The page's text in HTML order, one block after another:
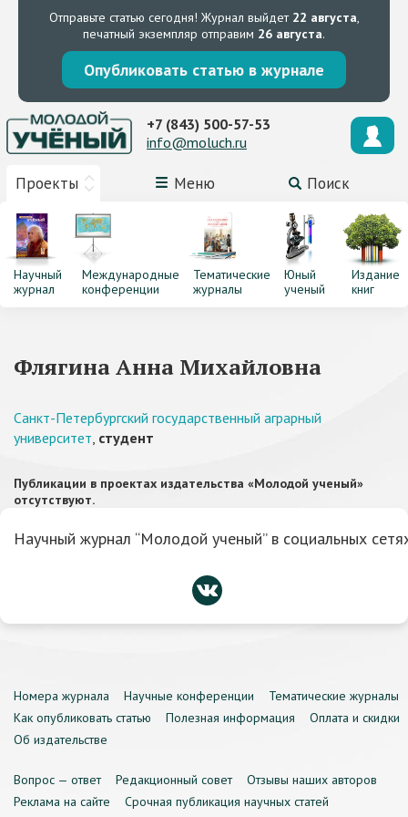
Отправьте статью сегодня! Журнал выйдет 22 августа,
печатный экземпляр отправим 26 августа.
Опубликовать статью в журнале
Проекты Меню Поиск
+7 (843) 500-57-53
info@moluch.ru
Научный
журнал
Международные
конференции
Тематические
журналы
Юный
ученый
Издание
книг
Флягина Анна Михайловна
Санкт-Петербургский государственный аграрный
университет, студент
Публикации в проектах издательства «Молодой ученый»
отсутствуют.
Научный журнал “Молодой ученый” в социальных
Номера журнала Научные конференции
Тематические журналы
Как опубликовать статью
Полезная информация
Оплата и скидки
Об издательстве
Вопрос — ответ Редакционный совет
Отзывы наших авторов
Реклама на сайте
Срочная публикация научных статей